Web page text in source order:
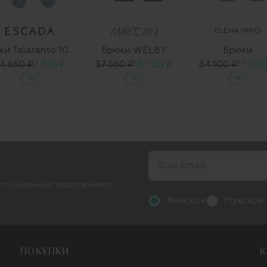
650 ₽7 395 ₽
-70%
Брюки WELBY
37 560 ₽18 780 ₽
-50%
ELENA MIRO
Брюки
34 100 ₽17
-50%
ПОКУПКИ